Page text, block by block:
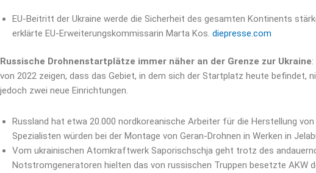
EU-Beitritt der Ukraine werde die Sicherheit des gesamten Kontinents
erklärte EU-Erweiterungskommissarin Marta Kos. diepresse.com
Russische Drohnenstartplätze immer näher an der Grenze zur Ukraine
von 2022 zeigen, dass das Gebiet, in dem sich der Startplatz heute befindet,
jedoch zwei neue Einrichtungen.
Russland hat etwa 20.000 nordkoreanische Arbeiter für die Herstellung
Spezialisten würden bei der Montage von Geran-Drohnen in Werken in
Vom ukrainischen Atomkraftwerk Saporischschja geht trotz des
Notstromgeneratoren hielten das von russischen Truppen besetzte AKW